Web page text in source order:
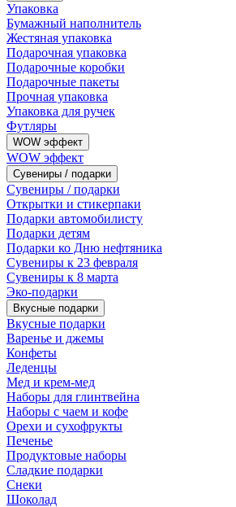
Упаковка
Бумажный наполнитель
Жестяная упаковка
Подарочная упаковка
Подарочные коробки
Подарочные пакеты
Прочная упаковка
Упаковка для ручек
Футляры
WOW эффект
WOW эффект
Сувениры / подарки
Сувениры / подарки
Открытки и стикерпаки
Подарки автомобилисту
Подарки детям
Подарки ко Дню нефтяника
Сувениры к 23 февраля
Сувениры к 8 марта
Эко-подарки
Вкусные подарки
Вкусные подарки
Варенье и джемы
Конфеты
Леденцы
Мед и крем-мед
Наборы для глинтвейна
Наборы с чаем и кофе
Орехи и сухофрукты
Печенье
Продуктовые наборы
Сладкие подарки
Снеки
Шоколад